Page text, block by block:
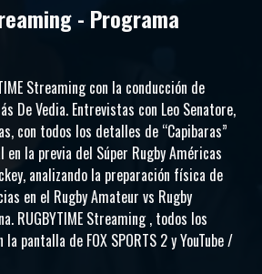
- Programa
Streaming con la conducción de
De Vedia. Entrevistas con Leo Senatore,
con todos los detalles de “Capibaras”
la previa del Súper Rugby Américas
analizando la preparación física de
en el Rugby Amateur vs Rugby
RUGBYTIME Streaming , todos los
la pantalla de FOX SPORTS 2 y YouTube /